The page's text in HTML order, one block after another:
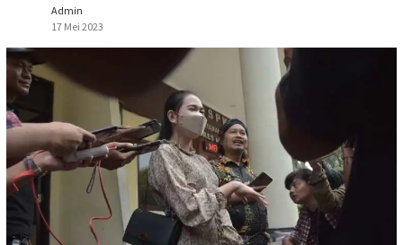
Admin
17 Mei 2023